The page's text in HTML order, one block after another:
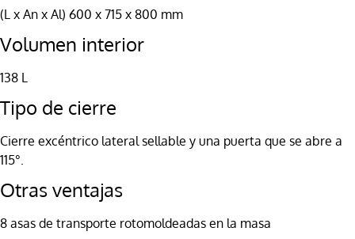
(L x An x Al) 600 x 715 x 800 mm
Volumen interior
138 L
Tipo de cierre
Cierre excéntrico lateral sellable y una puerta que se abre a
115°.
Otras ventajas
8 asas de transporte rotomoldeadas en la masa